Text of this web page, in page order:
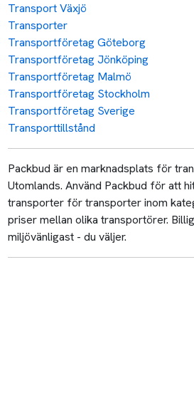
Transport Växjö
Transporter
Transportföretag Göteborg
Transportföretag Jönköping
Transportföretag Malmö
Transportföretag Stockholm
Transportföretag Sverige
Transporttillstånd
Packbud är en marknadsplats för
Utomlands. Använd Packbud för att
transporter för transporter inom
priser mellan olika transportörer.
miljövänligast - du väljer.